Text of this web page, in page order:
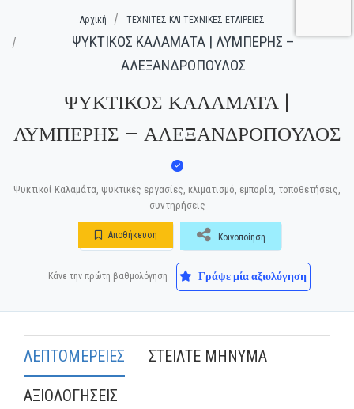
Αρχική ΤΕΧΝΙΤΕΣ ΚΑΙ ΤΕΧΝΙΚΕΣ ΕΤΑΙΡΕΙΕΣ
ΨΥΚΤΙΚΟΣ ΚΑΛΑΜΑΤΑ | ΛΥΜΠΕΡΗΣ –
ΑΛΕΞΑΝΔΡΟΠΟΥΛΟΣ
ΨΥΚΤΙΚΟΣ ΚΑΛΑΜΑΤΑ |
ΛΥΜΠΕΡΗΣ – ΑΛΕΞΑΝΔΡΟΠΟΥΛΟΣ
Ψυκτικοί Καλαμάτα, ψυκτικές εργασίες, κλιματισμό, εμπορία, τοποθετήσεις,
συντηρήσεις
Αποθήκευση Κοινοποίηση
Κάνε την πρώτη βαθμολόγηση Γράψε μία αξιολόγηση
ΛΕΠΤΟΜΕΡΕΙΕΣ ΣΤΕΙΛΤΕ ΜΗΝΥΜΑ
ΑΞΙΟΛΟΓΗΣΕΙΣ